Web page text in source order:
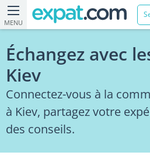
MENU
Échangez avec
Kiev
Connectez-vous à la
à Kiev, partagez votre
des conseils.